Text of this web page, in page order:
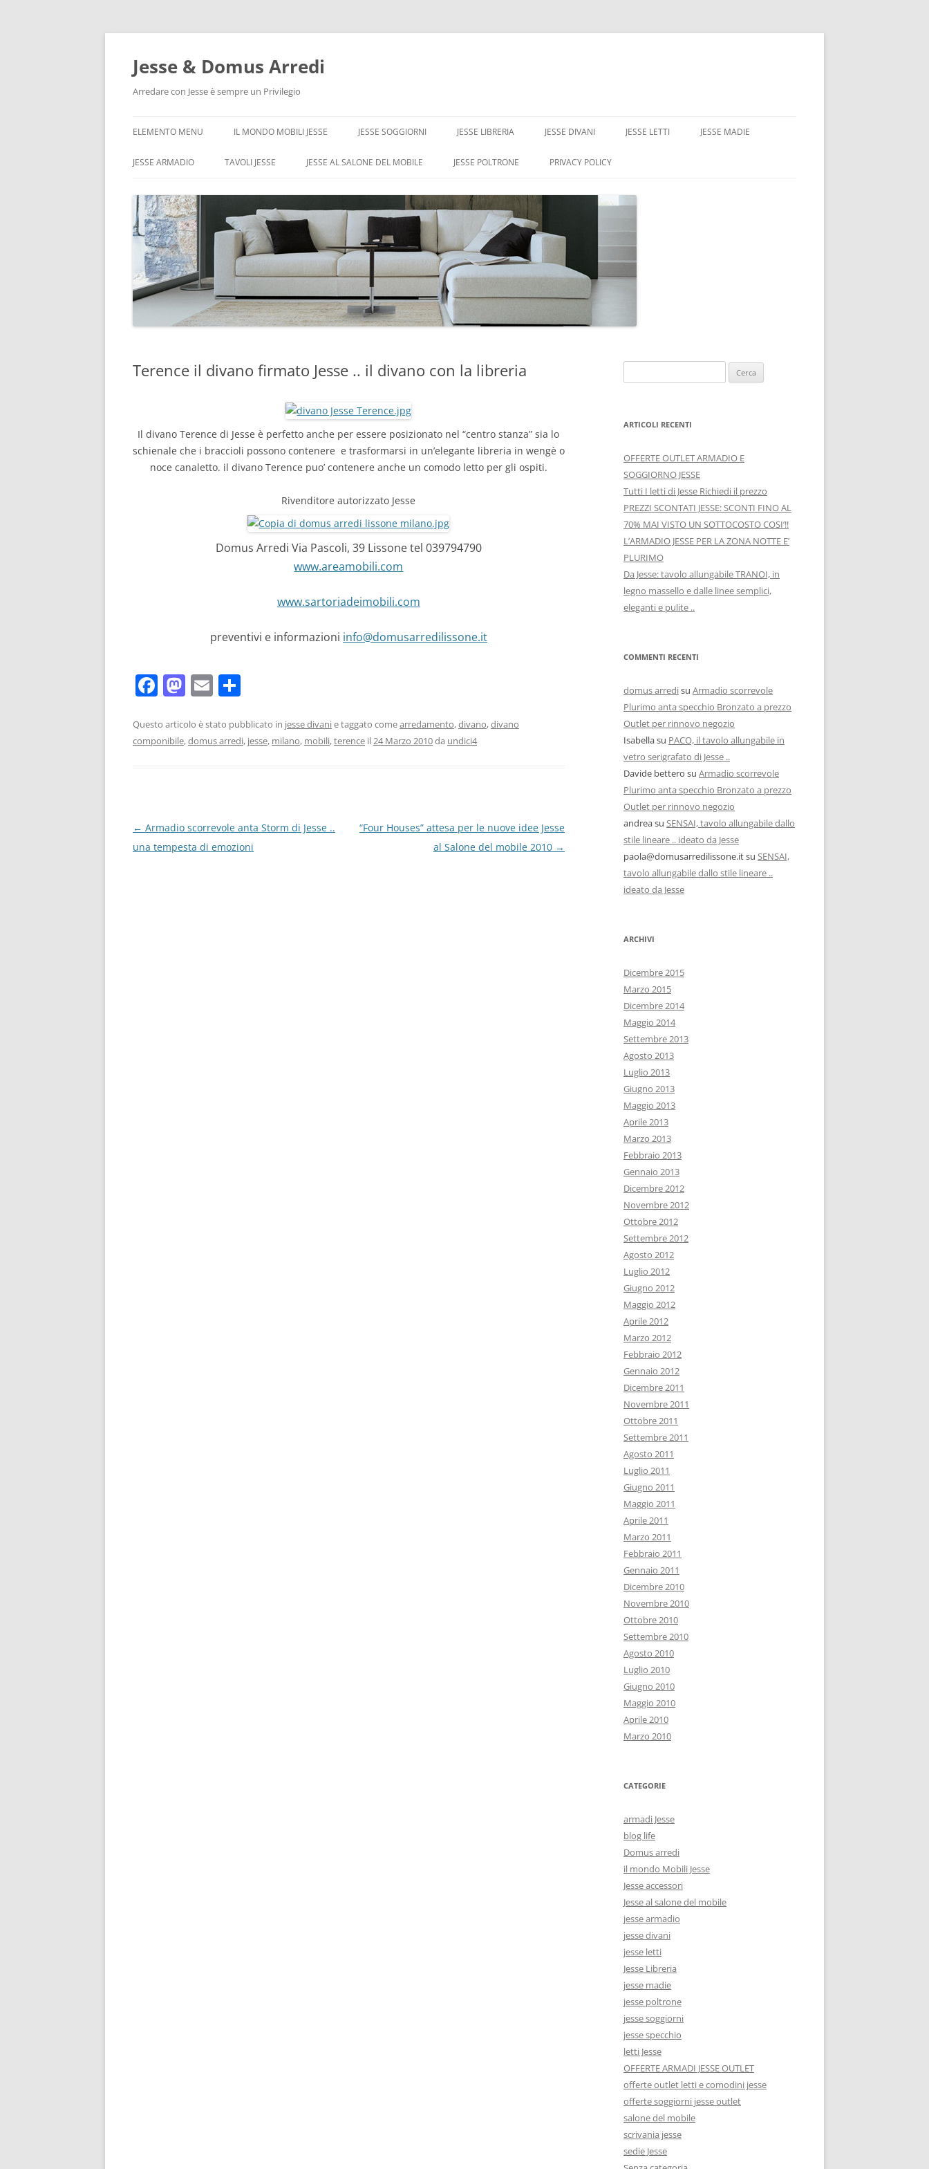
Vai
Jesse & Domus Arredi
Arredare con Jesse è sempre un Privilegio
ELEMENTO MENU IL MONDO MOBILI JESSE JESSE SOGGIORNI JESSE LIBRERIA JESSE DIVANI JESSE LETTI JESSE MADIE
JESSE ARMADIO TAVOLI JESSE JESSE AL SALONE DEL MOBILE JESSE POLTRONE PRIVACY POLICY
Terence il divano firmato Jesse .. il divano con la libreria
Il divano Terence di Jesse è perfetto anche per essere posizionato nel “centro stanza” sia lo
schienale che i braccioli possono contenere e trasformarsi in un’elegante libreria in wengè o
noce canaletto. il divano Terence puo’ contenere anche un comodo letto per gli ospiti.
Rivenditore autorizzato Jesse
Domus Arredi Via Pascoli, 39 Lissone tel 039794790
www.areamobili.com
www.sartoriadeimobili.com
preventivi e informazioni info@domusarredilissone.it
F
c
e
o
k
M
st
o
n
E
ai
l
n
di
Questo articolo è stato pubblicato in jesse divanie taggato comearredamento,divano,divano
componibile,domus arredi, jesse, milano, mobili,terence il24 Marzo 2010da undici4
Navigazione
articolo
← Armadio scorrevole anta Storm di Jesse ..
una tempesta di emozioni
“Four Houses” attesa per le nuove idee Jesse
al Salone del mobile 2010 →
per:
ARTICOLI RECENTI
OFFERTE OUTLET ARMADIO E
SOGGIORNO JESSE
Tutti I letti di Jesse Richiedi il prezzo
PREZZI SCONTATI JESSE: SCONTI FINO AL
70% MAI VISTO UN SOTTOCOSTO COSI’!!
L’ARMADIO JESSE PER LA ZONA NOTTE E’
PLURIMO
Da Jesse: tavolo allungabile TRANOI, in
legno massello e dalle linee semplici,
eleganti e pulite ..
COMMENTI RECENTI
domus arredisu Armadio scorrevole
Plurimo anta specchio Bronzato a prezzo
Outlet per rinnovo negozio
Isabellasu PACO, il tavolo allungabile in
vetro serigrafato di Jesse ..
Davide bettero su Armadio scorrevole
Plurimo anta specchio Bronzato a prezzo
Outlet per rinnovo negozio
andreasu SENSAI, tavolo allungabile dallo
stile lineare .. ideato da Jesse
paola@domusarredilissone.itsu SENSAI,
tavolo allungabile dallo stile lineare ..
ideato da Jesse
ARCHIVI
Dicembre 2015
Marzo 2015
Dicembre 2014
Maggio 2014
Settembre 2013
Agosto 2013
Luglio 2013
Giugno 2013
Maggio 2013
Aprile 2013
Marzo 2013
Febbraio 2013
Gennaio 2013
Dicembre 2012
Novembre 2012
Ottobre 2012
Settembre 2012
Agosto 2012
Luglio 2012
Giugno 2012
Maggio 2012
Aprile 2012
Marzo 2012
Febbraio 2012
Gennaio 2012
Dicembre 2011
Novembre 2011
Ottobre 2011
Settembre 2011
Agosto 2011
Luglio 2011
Giugno 2011
Maggio 2011
Aprile 2011
Marzo 2011
Febbraio 2011
Gennaio 2011
Dicembre 2010
Novembre 2010
Ottobre 2010
Settembre 2010
Agosto 2010
Luglio 2010
Giugno 2010
Maggio 2010
Aprile 2010
Marzo 2010
CATEGORIE
armadi Jesse
blog life
Domus arredi
il mondo Mobili Jesse
Jesse accessori
Jesse al salone del mobile
jesse armadio
jesse divani
jesse letti
Jesse Libreria
jesse madie
jesse poltrone
jesse soggiorni
jesse specchio
letti Jesse
OFFERTE ARMADI JESSE OUTLET
offerte outlet letti e comodini jesse
offerte soggiorni jesse outlet
salone del mobile
scrivania jesse
sedie Jesse